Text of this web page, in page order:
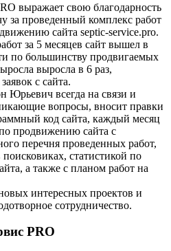
выражает свою благодарность
проведенный комплекс работ
сайта septic-service.pro.
за 5 месяцев сайт вышел в
по большинству продвигаемых
выросла в 6 раз,
с сайта.
Юрьевич всегда на связи и
вопросы, вносит правки
код сайта, каждый месяц
продвижению сайта с
перечня проведенных работ,
статистикой по
а также с планом работ на
интересных проектов и
сотрудничество.
PRO